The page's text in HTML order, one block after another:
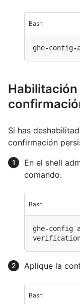
Bash
Si has
confirmación
En el shell
comando.
Bash
ghe-config
Aplique la
Bash